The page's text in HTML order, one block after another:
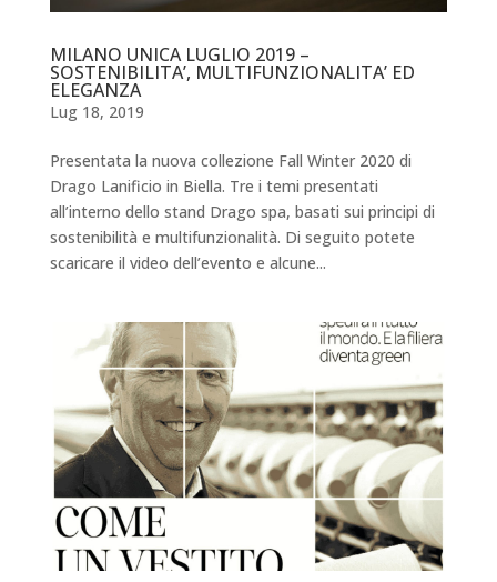
MILANO UNICA LUGLIO 2019 –
SOSTENIBILITA’, MULTIFUNZIONALITA’ ED
ELEGANZA
Lug 18, 2019
Presentata la nuova collezione Fall Winter 2020 di
Drago Lanificio in Biella. Tre i temi presentati
all’interno dello stand Drago spa, basati sui principi di
sostenibilità e multifunzionalità. Di seguito potete
scaricare il video dell’evento e alcune...